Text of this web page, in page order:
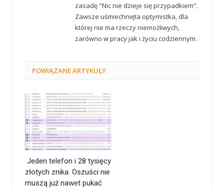
zasadę "Nic nie dzieje się przypadkiem".
Zawsze uśmiechnięta optymistka, dla
której nie ma rzeczy niemożliwych,
zarówno w pracy jak i życiu codziennym.
POWIĄZANEARTYKUŁY
Jeden telefon i 28 tysięcy
złotych znika. Oszuści nie
muszą już nawet pukać